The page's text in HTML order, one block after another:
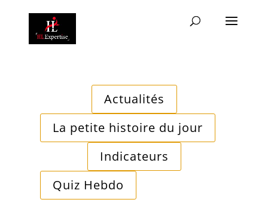
Actualités
La petite histoire du jour
Indicateurs
Quiz Hebdo